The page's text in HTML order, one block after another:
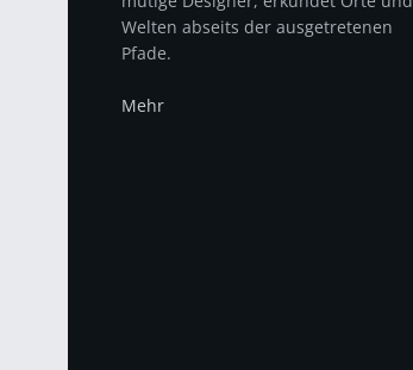
Welten abseits der ausgetretenen
Pfade.
Mehr